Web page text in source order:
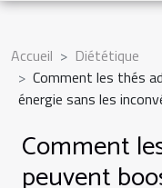
Accueil
Diététique
Comment les thés
énergie sans les
Comment
peuvent